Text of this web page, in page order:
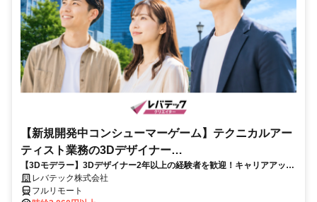
【新規開発中コンシューマーゲーム】テクニカルアー
ティスト業務の3Dデザイナー
_LTCR547867_CP_CRG
【3Dモデラー】3Dデザイナー2年以上の経験者を歓迎！キャリアアップ
を目指したい方も大歓迎♪
レバテック株式会社
フルリモート